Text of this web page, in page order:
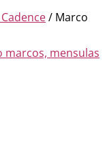
/ Marco
marcos, mensulas